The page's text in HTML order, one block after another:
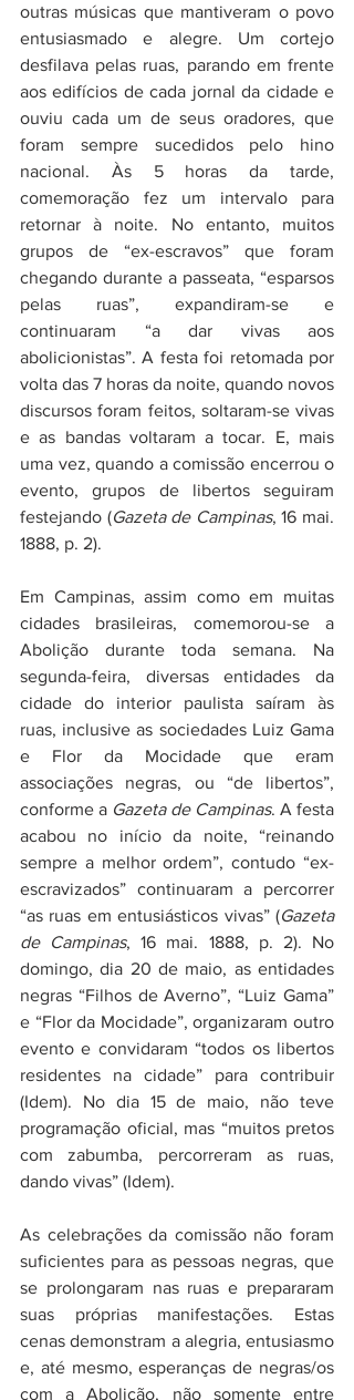
outras músicas que mantiveram o povo
entusiasmado e alegre. Um cortejo
desfilava pelas ruas, parando em frente
aos edifícios de cada jornal da cidade e
ouviu cada um de seus oradores, que
foram sempre sucedidos pelo hino
nacional. Às 5 horas da tarde,
comemoração fez um intervalo para
retornar à noite. No entanto, muitos
grupos de “ex-escravos” que foram
chegando durante a passeata, “esparsos
pelas ruas”, expandiram-se e
continuaram “a dar vivas aos
abolicionistas”. A festa foi retomada por
volta das 7 horas da noite, quando novos
discursos foram feitos, soltaram-se vivas
e as bandas voltaram a tocar. E, mais
uma vez, quando a comissão encerrou o
evento, grupos de libertos seguiram
festejando (Gazeta de Campinas, 16 mai.
1888, p. 2).
Em Campinas, assim como em muitas
cidades brasileiras, comemorou-se a
Abolição durante toda semana. Na
segunda-feira, diversas entidades da
cidade do interior paulista saíram às
ruas, inclusive as sociedades Luiz Gama
e Flor da Mocidade que eram
associações negras, ou “de libertos”,
conforme a Gazeta de Campinas. A festa
acabou no início da noite, “reinando
sempre a melhor ordem”, contudo “ex-
escravizados” continuaram a percorrer
“as ruas em entusiásticos vivas” (Gazeta
de Campinas, 16 mai. 1888, p. 2). No
domingo, dia 20 de maio, as entidades
negras “Filhos de Averno”, “Luiz Gama”
e “Flor da Mocidade”, organizaram outro
evento e convidaram “todos os libertos
residentes na cidade” para contribuir
(Idem). No dia 15 de maio, não teve
programação oficial, mas “muitos pretos
com zabumba, percorreram as ruas,
dando vivas” (Idem).
As celebrações da comissão não foram
suficientes para as pessoas negras, que
se prolongaram nas ruas e prepararam
suas próprias manifestações. Estas
cenas demonstram a alegria, entusiasmo
e, até mesmo, esperanças de negras/os
com a Abolição, não somente entre